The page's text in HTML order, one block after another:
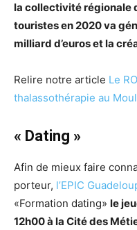
la collectivité régionale
touristes en 2020 va
milliard d’euros et la
Relire notre article Le
thalassothérapie au
« Dating »
Afin de mieux faire
porteur, l’EPIC
«Formation dating» le
12h00 à la Cité des